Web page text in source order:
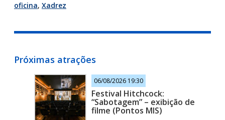
oficina, Xadrez
Próximas atrações
06/08/2026 19:30
Festival Hitchcock:
“Sabotagem” – exibição de
filme (Pontos MIS)